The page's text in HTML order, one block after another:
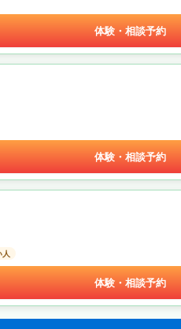
体験・相談予約
体験・相談予約
人
体験・相談予約